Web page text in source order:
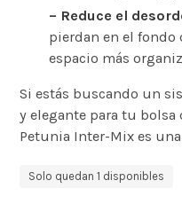
– Reduce el
pierdan en el
espacio más
Si estás buscando un
y elegante para tu
Petunia Inter-Mix es
Solo quedan 1 disponibles